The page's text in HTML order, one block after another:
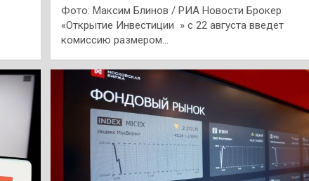
Фото: Максим Блинов / РИА Новости Брокер
«Открытие Инвестиции » с 22 августа введет
комиссию размером…